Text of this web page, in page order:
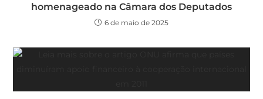
homenageado na Câmara dos Deputados
6 de maio de 2025